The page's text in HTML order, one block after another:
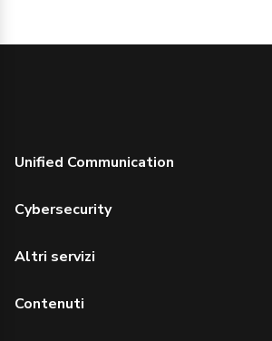
Unified Communication
Cybersecurity
Altri servizi
Contenuti